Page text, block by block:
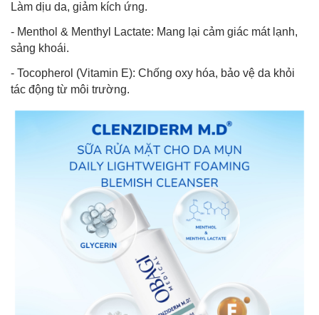
Làm dịu da, giảm kích ứng.
- Menthol & Menthyl Lactate: Mang lại cảm giác mát lạnh,
sảng khoái.
- Tocopherol (Vitamin E): Chống oxy hóa, bảo vệ da khỏi
tác động từ môi trường.